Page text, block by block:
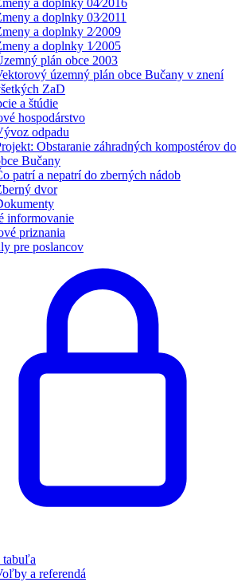
a doplnky 04⁄2016
a doplnky 03⁄2011
a doplnky 2⁄2009
a doplnky 1⁄2005
plán obce 2003
územný plán obce Bučany v znení
ZaD
a štúdie
hospodárstvo
odpadu
Obstaranie záhradných kompostérov do
Bučany
patrí a nepatrí do zberných nádob
dvor
informovanie
priznania
pre poslancov
tabuľa
a referendá